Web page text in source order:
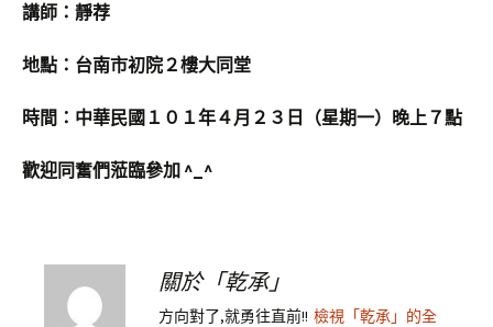
講師：靜荐
地點：台南市初院２樓大同堂
時間：中華民國１０１年４月２３日（星期一）晚上７點
歡迎同奮們蒞臨參加 ^_^
關於「乾承」
方向對了,就勇往直前!! 檢視「乾承」的全